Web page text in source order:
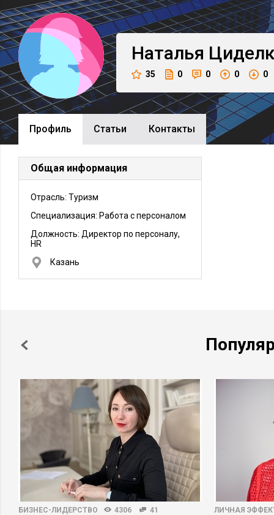
Наталья
35 0 0 0 0
Профиль Cтатьи Контакты
Общая информация
Отрасль: Туризм
Специализация: Работа с персоналом
Должность: Директор по персоналу,
HR
Казань
БИЗНЕС-ЛИДЕРСТВО 4306 41 ЛИЧНАЯ